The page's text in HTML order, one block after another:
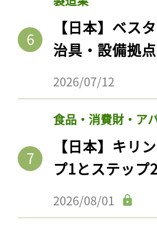
【日本】ベス
治具・設備拠
2026/07/12
食品・消費財・ア
【日本】キリ
プ1とステップ
2026/08/01